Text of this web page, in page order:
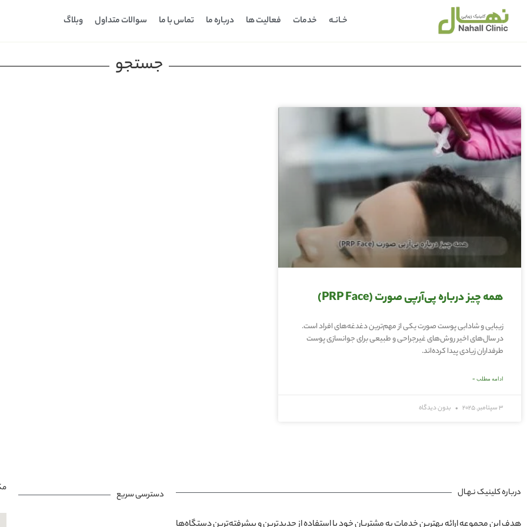
خـانـه خدمات فعالیت ها درباره ما تماس با ما سوالات متداول وبلاگ
جستجو
همه چیز درباره پی‌آر‌پی صورت (PRP Face)
زیبایی و شادابی پوست صورت یکی از مهم‌ترین دغدغه‌های افراد است.
در سال‌های اخیر روش‌های غیرجراحی و طبیعی برای جوانسازی پوست
طرفداران زیادی پیدا کرده‌اند.
ادامه مطلب »
3 سپتامبر, 2025 بدون دیدگاه
درباره کلینیک نـهـال دسترسی سریع